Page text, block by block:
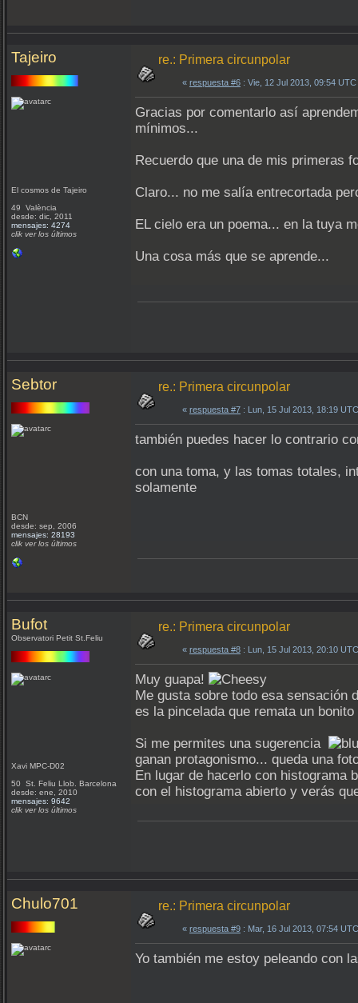
Tajeiro
El cosmos de Tajeiro
49 València
desde: dic, 2011
mensajes: 4274
clik ver los últimos
re.: Primera circunpolar
« respuesta #6 : Vie, 12 Jul 2013, 09:54 UTC
Gracias por comentarlo así
mínimos...
Recuerdo que una de mis primeras
Claro... no me salía entrecortada
EL cielo era un poema... en la tuya
Una cosa más que se aprende...
Sebtor
BCN
desde: sep, 2006
mensajes: 28193
clik ver los últimos
re.: Primera circunpolar
« respuesta #7 : Lun, 15 Jul 2013, 18:19
también puedes hacer lo contrario
con una toma, y las tomas totales,
solamente
Bufot
Observatori Petit St.Feliu
Xavi MPC-D02
50 St. Feliu Llob. Barcelona
desde: ene, 2010
mensajes: 9642
clik ver los últimos
re.: Primera circunpolar
« respuesta #8 : Lun, 15 Jul 2013, 20:10
Muy guapa!
Me gusta sobre todo esa sensación
es la pincelada que remata un bonito
Si me permites una sugerencia
ganan protagonismo... queda una
En lugar de hacerlo con histograma
con el histograma abierto y verás
Chulo701 re.: Primera circunpolar
« respuesta #9 : Mar, 16 Jul 2013, 07:54
Yo también me estoy peleando